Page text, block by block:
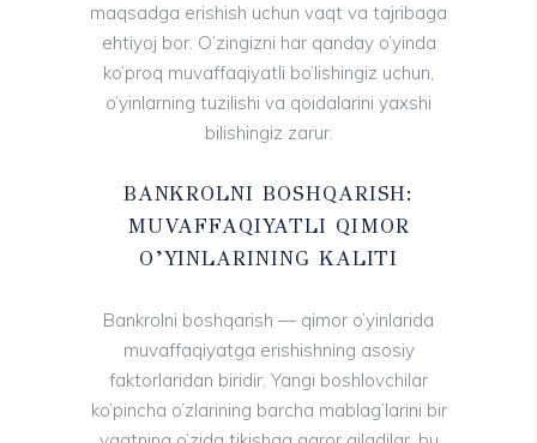
maqsadga erishish uchun vaqt va tajribaga
ehtiyoj bor. O’zingizni har qanday o’yinda
ko’proq muvaffaqiyatli bo’lishingiz uchun,
o’yinlarning tuzilishi va qoidalarini yaxshi
bilishingiz zarur.
BANKROLNI BOSHQARISH:
MUVAFFAQIYATLI QIMOR
O’YINLARINING KALITI
Bankrolni boshqarish — qimor o’yinlarida
muvaffaqiyatga erishishning asosiy
faktorlaridan biridir. Yangi boshlovchilar
ko’pincha o’zlarining barcha mablag’larini bir